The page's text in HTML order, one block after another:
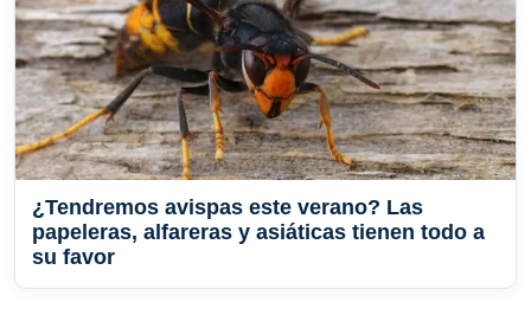
¿Tendremos avispas este verano? Las
papeleras, alfareras y asiáticas tienen todo a
su favor